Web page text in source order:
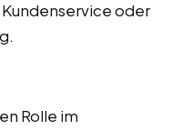
oder
Rolle im